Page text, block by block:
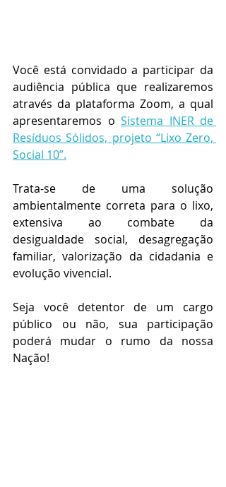
Você está convidado a participar da
audiência pública que realizaremos
através da plataforma Zoom, a qual
apresentaremos o Sistema INER de
Resíduos Sólidos, projeto “Lixo Zero,
Social 10”.
Trata-se de uma solução
ambientalmente correta para o lixo,
extensiva ao combate da
desigualdade social, desagregação
familiar, valorização da cidadania e
evolução vivencial.
Seja você detentor de um cargo
público ou não, sua participação
poderá mudar o rumo da nossa
Nação!